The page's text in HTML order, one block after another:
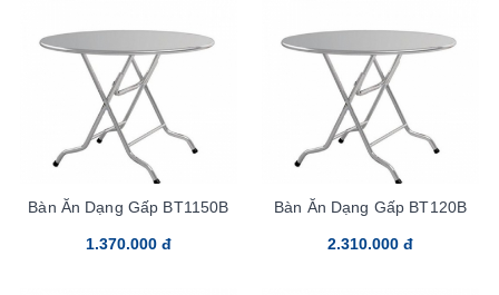
Bàn Ăn Dạng Gấp BT1150B
1.370.000 đ
Bàn Ăn Dạng Gấp BT120B
2.310.000 đ